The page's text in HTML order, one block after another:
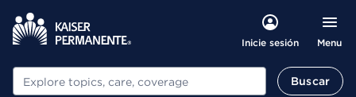
Inicie sesión Menu
Buscar Buscar